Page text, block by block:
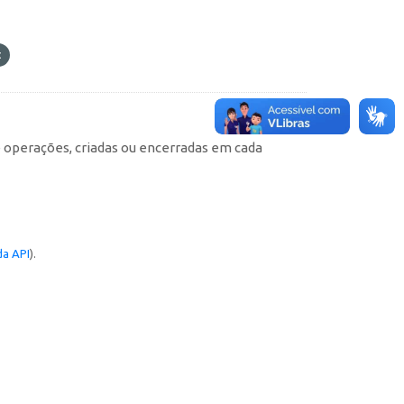
criadas ou encerradas em cada
API).